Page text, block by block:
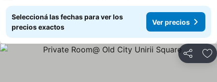
Seleccioná las fechas para ver los
precios exactos
Ver precios
Compartir